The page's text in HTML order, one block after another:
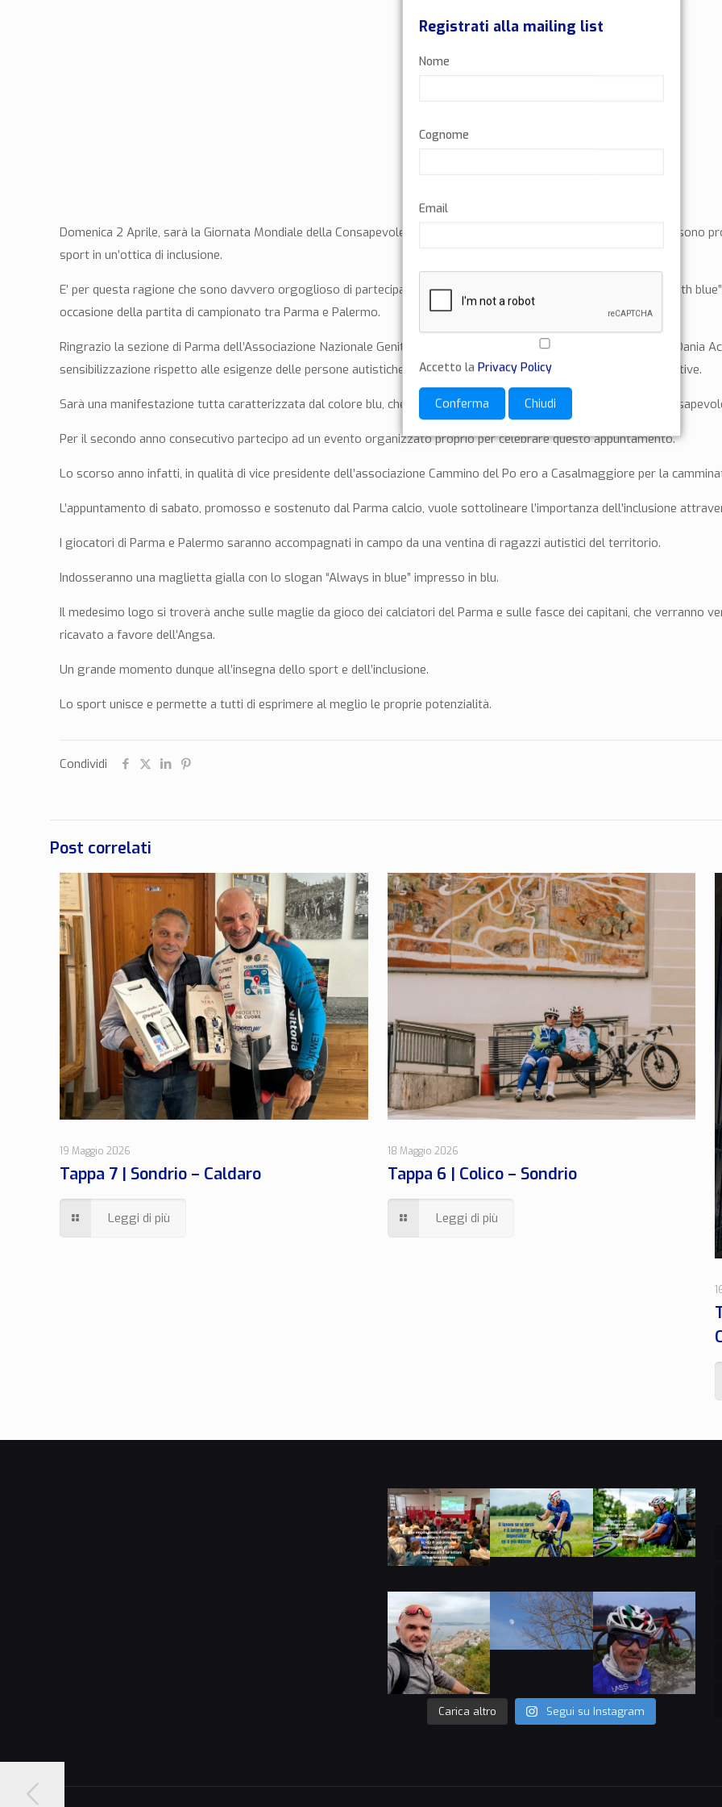
Domenica 2 Aprile, sarà la Giornata Mondiale della Consapevolezza sull’Autismo. Da sportivo e atleta paralimpico sono
sport in un’ottica di inclusione.
E’ per questa ragione che sono davvero orgoglioso di partecipare sabato 1 Aprile alla manifestazione “Always whith
occasione della partita di campionato tra Parma e Palermo.
Ringrazio la sezione di Parma dell’Associazione Nazionale Genitori soggetti autistici (Angsa) per l’invito e l’amica Dania
sensibilizzazione rispetto alle esigenze delle persone autistiche, stiamo lavorando all’organizzazione di altre iniziative.
Sarà una manifestazione tutta caratterizzata dal colore blu, che da sempre contraddistingue la giornata della
Per il secondo anno consecutivo partecipo ad un evento organizzato proprio per celebrare questo appuntamento.
Lo scorso anno infatti, in qualità di vice presidente dell’associazione Cammino del Po ero a Casalmaggiore per la
L’appuntamento di sabato, promosso e sostenuto dal Parma calcio, vuole sottolineare l’importanza dell’inclusione
I giocatori di Parma e Palermo saranno accompagnati in campo da una ventina di ragazzi autistici del territorio.
Indosseranno una maglietta gialla con lo slogan “Always in blue” impresso in blu.
Il medesimo logo si troverà anche sulle maglie da gioco dei calciatori del Parma e sulle fasce dei capitani, che verranno
ricavato a favore dell’Angsa.
Un grande momento dunque all’insegna dello sport e dell’inclusione.
Lo sport unisce e permette a tutti di esprimere al meglio le proprie potenzialità.
Condividi
Post correlati
19 Maggio 2026
Tappa 7 | Sondrio – Caldaro
Leggi di più
18 Maggio 2026
Tappa 6 | Colico – Sondrio
Leggi di più
Carica altro Segui su Instagram
Registrati alla mailing list
Nome
Cognome
Email
Accetto la Privacy Policy
Conferma Chiudi